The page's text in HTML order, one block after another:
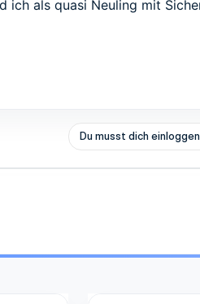
als quasi Neuling mit
Du musst dich